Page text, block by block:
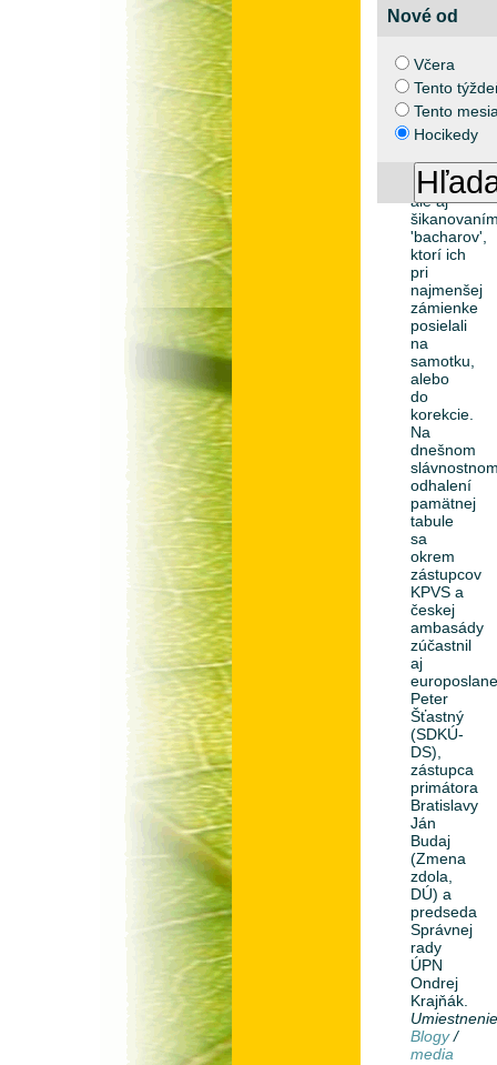
Nové od
Včera
Tento
Tento
Hocikedy
[2013-
Väzni
podľa
neho
trpeli
hladom,
ale aj
'bacharov',
ktorí ich
pri
najmenšej
zámienke
posielali
na
samotku,
alebo
do
korekcie.
Na
dnešnom
odhalení
pamätnej
tabule
sa
okrem
zástupcov
KPVS a
českej
ambasády
zúčastnil
aj
Peter
Šťastný
(SDKÚ-
DS),
zástupca
primátora
Bratislavy
Ján
Budaj
(Zmena
zdola,
DÚ) a
predseda
Správnej
rady
ÚPN
Ondrej
Krajňák.
Blogy /
media